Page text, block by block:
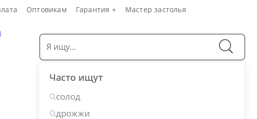
Оптовикам Гарантия + Мастер застолья
Часто ищут
солод
дрожжи